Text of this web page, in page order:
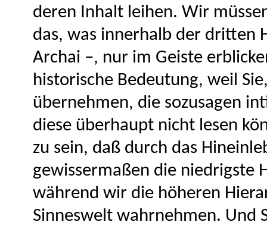
deren Inhalt leihen. Wir
das, was innerhalb der dritten
Archai –, nur im Geiste
historische Bedeutung, weil
übernehmen, die sozusagen
diese überhaupt nicht lesen
zu sein, daß durch das
gewissermaßen die niedrigste
während wir die höheren
Sinneswelt wahrnehmen. Und